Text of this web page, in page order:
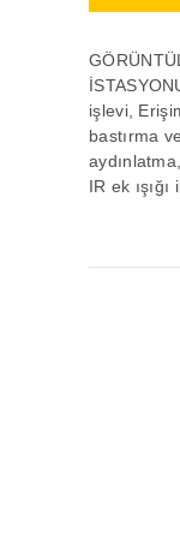
işlevi,
bastırma
IR ek